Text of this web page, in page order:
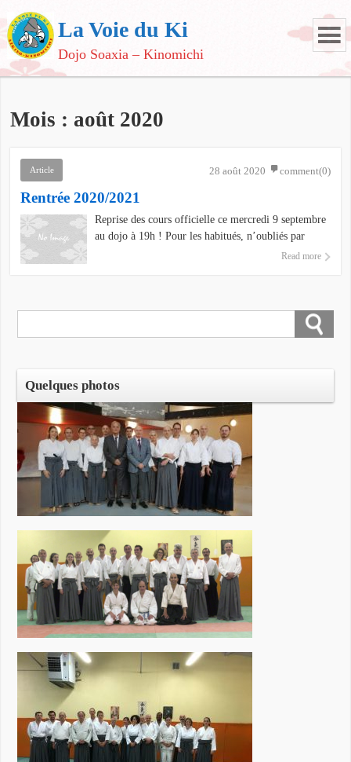
La Voie du Ki
Dojo Soaxia – Kinomichi
Mois : août 2020
Article 28 août 2020 comment(0)
Rentrée 2020/2021
Reprise des cours officielle ce mercredi 9 septembre
au dojo à 19h ! Pour les habitués, n’oubliés par
votre iaïto, le cours démarrera par un cours de iaï.
dernier protocole à suivre de la fédération FFAAA,
que nous devrons suivre sur les conditions sanitaires
N’OUBLIEZ PAS VOTRE MASQUE ! Nous
mettrons à disposition de tous du gel
hydroalcoolique. La mairie a décidé d’interdire
l »accès aux vestiaires collectifs PS Si vous êtes
déjà adhèrent, pensez à renouveler votre licence sur
le site de la FFAAA, nous aurons toujours le temps
de parler d’argent.
Read more
Quelques photos